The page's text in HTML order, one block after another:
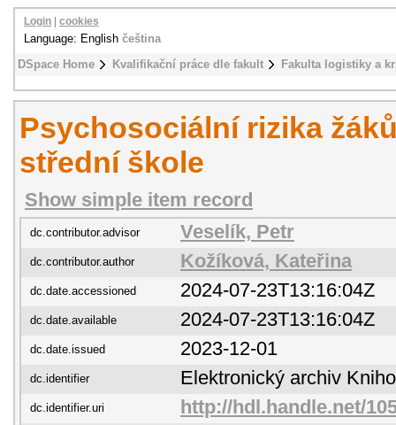
DSpace Home Kvalifikační práce dle fakult Fakulta logistiky a
Login cookies
Language: English čeština
Psychosociální rizika
střední škole
Show simple item record
dc.contributor.advisor Veselík, Petr
dc.contributor.author Kožíková, Kateřina
dc.date.accessioned 2024-07-23T13:16:04Z
dc.date.available 2024-07-23T13:16:04Z
dc.date.issued 2023-12-01
dc.identifier Elektronický archiv
dc.identifier.uri http://hdl.handle.net/